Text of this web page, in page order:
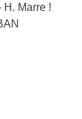
H. Marre !